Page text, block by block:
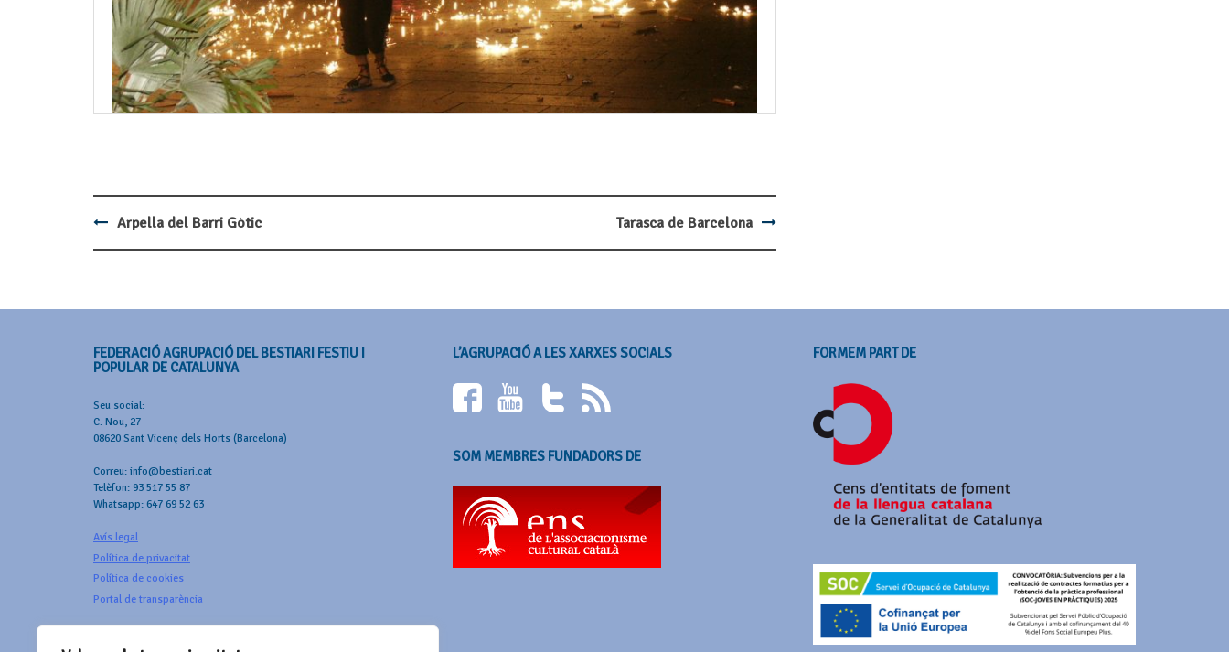
Post
Arpella del Barri Gòtic Tarasca de Barcelona
FEDERACIÓ AGRUPACIÓ DEL BESTIARI FESTIU I
POPULAR DE CATALUNYA
Seu social:
C. Nou, 27
08620 Sant Vicenç dels Horts (Barcelona)
Correu: info@bestiari.cat
Telèfon: 93 517 55 87
Whatsapp: 647 69 52 63
Avís legal
Política de privacitat
Política de cookies
Portal de transparència
L’AGRUPACIÓ A LES XARXES SOCIALS
SOM MEMBRES FUNDADORS DE
FORMEM PART DE